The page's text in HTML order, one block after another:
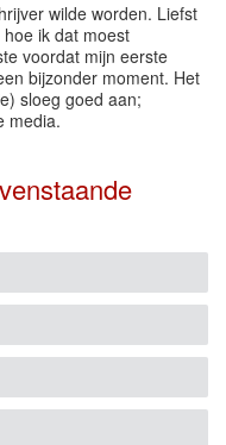
wilde worden. Liefst
ik dat moest
voordat mijn eerste
bijzonder moment. Het
sloeg goed aan;
media.